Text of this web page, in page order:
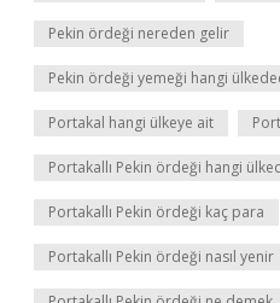
Pekin ördeği nereden gelir
Pekin ördeği yemeği hangi
Portakal hangi ülkeye ait
Portakallı Pekin ördeği hangi
Portakallı Pekin ördeği kaç para
Portakallı Pekin ördeği nasıl yenir